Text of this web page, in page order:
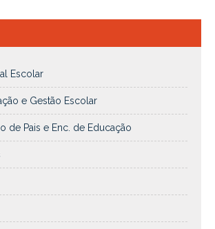
Escolar
e Gestão Escolar
de Pais e Enc. de Educação